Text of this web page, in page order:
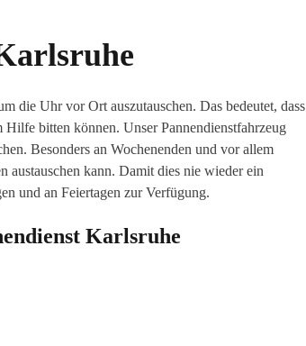
die Uhr vor Ort auszutauschen. Das bedeutet, dass
bitten können. Unser Pannendienstfahrzeug
Besonders an Wochenenden und vor allem
austauschen kann. Damit dies nie wieder ein
und an Feiertagen zur Verfügung.
Karlsruhe